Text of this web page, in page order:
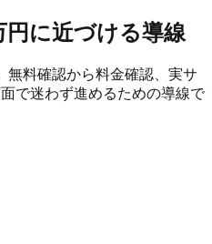
円に近づける導線
無料確認から料金確認、実サ
で迷わず進めるための導線で